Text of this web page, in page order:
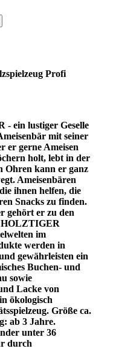
ein lustiger Geselle
mit seiner
er gerne Ameisen
holt, lebt in der
Ohren kann er ganz
Ameisenbären
ihnen helfen, die
Snacks zu finden.
gehört er zu den
HOLZTIGER
im
werden in
gewährleisten ein
Buchen- und
sowie
Lacke von
ökologisch
Größe ca.
ab 3 Jahre.
unter 36
durch